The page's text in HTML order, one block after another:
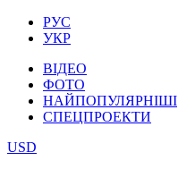
РУС
УКР
ВІДЕО
ФОТО
НАЙПОПУЛЯРНІШІ
СПЕЦПРОЕКТИ
USD